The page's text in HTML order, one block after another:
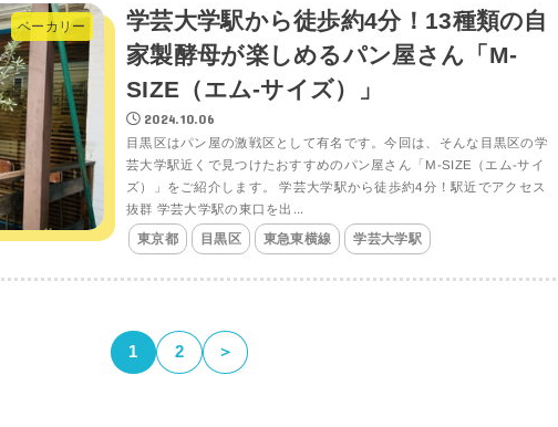
ベーカリー
学芸大学駅から徒歩約4分！13種類の自
家製酵母が楽しめるパン屋さん「M-
SIZE（エム-サイズ）」
2024.10.06
目黒区はパン屋の激戦区として有名です。今回は、そんな目黒区の学
芸大学駅近くで見つけたおすすめのパン屋さん「M-SIZE（エム-サイ
ズ）」をご紹介します。 学芸大学駅から徒歩約4分！駅近でアクセス
抜群 学芸大学駅の東口を出...
東京都 目黒区 東急東横線 学芸大学駅
1 2 ＞